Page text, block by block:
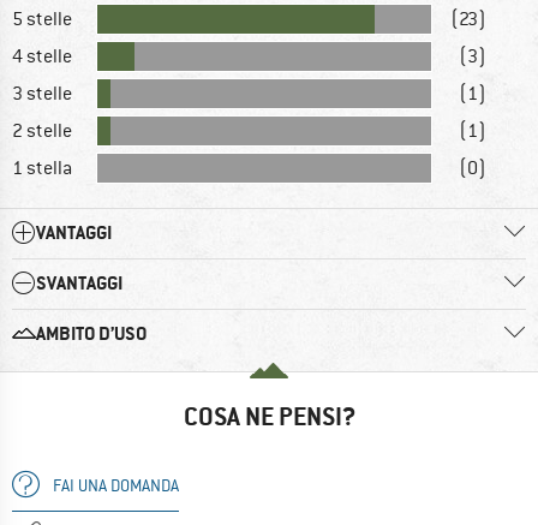
5 stelle
(23)
4 stelle
(3)
3 stelle
(1)
2 stelle
(1)
1 stella
(0)
VANTAGGI
SVANTAGGI
AMBITO D’USO
COSA NE PENSI?
FAI UNA DOMANDA